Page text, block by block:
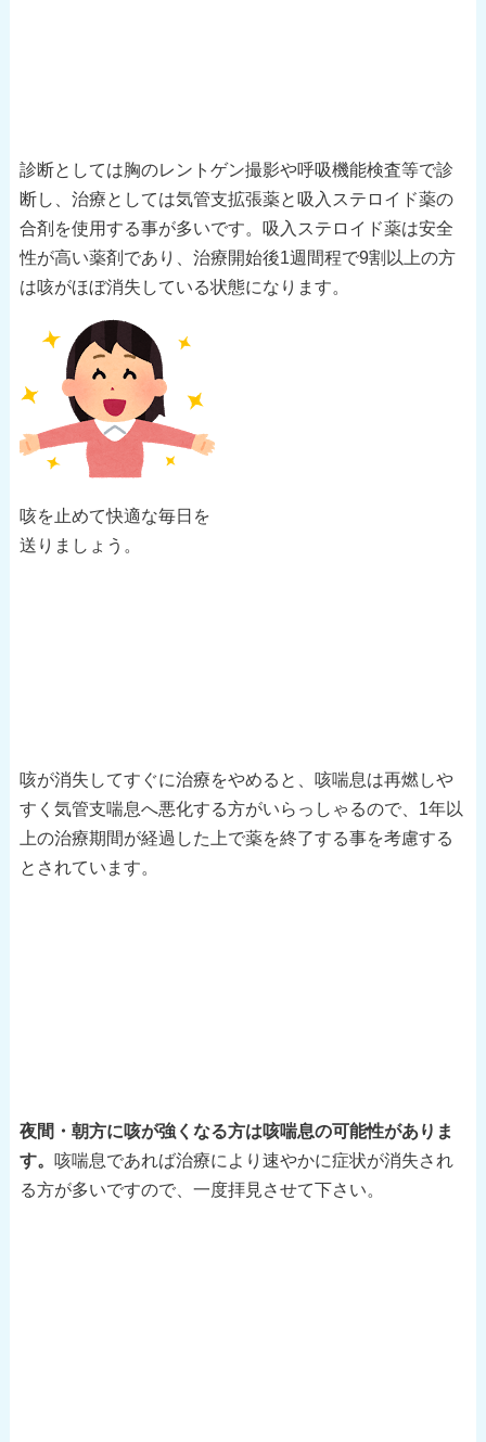
診断としては胸のレントゲン撮影や呼吸機能検査等で診
断し、治療としては気管支拡張薬と吸入ステロイド薬の
合剤を使用する事が多いです。吸入ステロイド薬は安全
性が高い薬剤であり、治療開始後1週間程で9割以上の方
は咳がほぼ消失している状態になります。
咳を止めて快適な毎日を
送りましょう。
咳が消失してすぐに治療をやめると、咳喘息は再燃しや
すく気管支喘息へ悪化する方がいらっしゃるので、1年以
上の治療期間が経過した上で薬を終了する事を考慮する
とされています。
夜間・朝方に咳が強くなる方は咳喘息の可能性がありま
す。 咳喘息であれば治療により速やかに症状が消失され
る方が多いですので、一度拝見させて下さい。